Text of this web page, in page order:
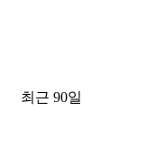
최근 90일